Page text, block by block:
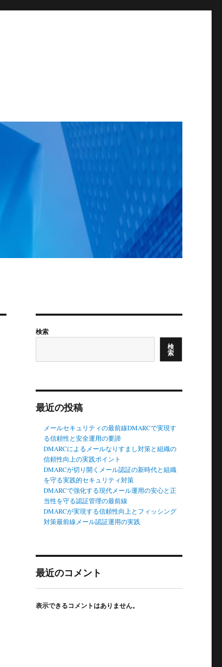
検索
検
索
最近の投稿
メールセキュリティの最前線DMARCで実現す
る信頼性と安全運用の要諦
DMARCによるメールなりすまし対策と組織の
信頼性向上の実践ポイント
DMARCが切り開くメール認証の新時代と組織
を守る実践的セキュリティ対策
DMARCで強化する現代メール運用の安心と正
当性を守る認証管理の最前線
DMARCが実現する信頼性向上とフィッシング
対策最前線メール認証運用の実践
最近のコメント
表示できるコメントはありません。